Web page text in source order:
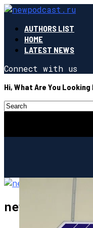
AUTHORS LIST
HOME
LATEST NEWS
Connect with us
Hi, What Are You Looking
newpodcast.ru